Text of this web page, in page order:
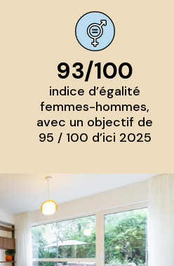
93/100
indice d’égalité
femmes-hommes,
avec un objectif de
95 / 100 d’ici 2025